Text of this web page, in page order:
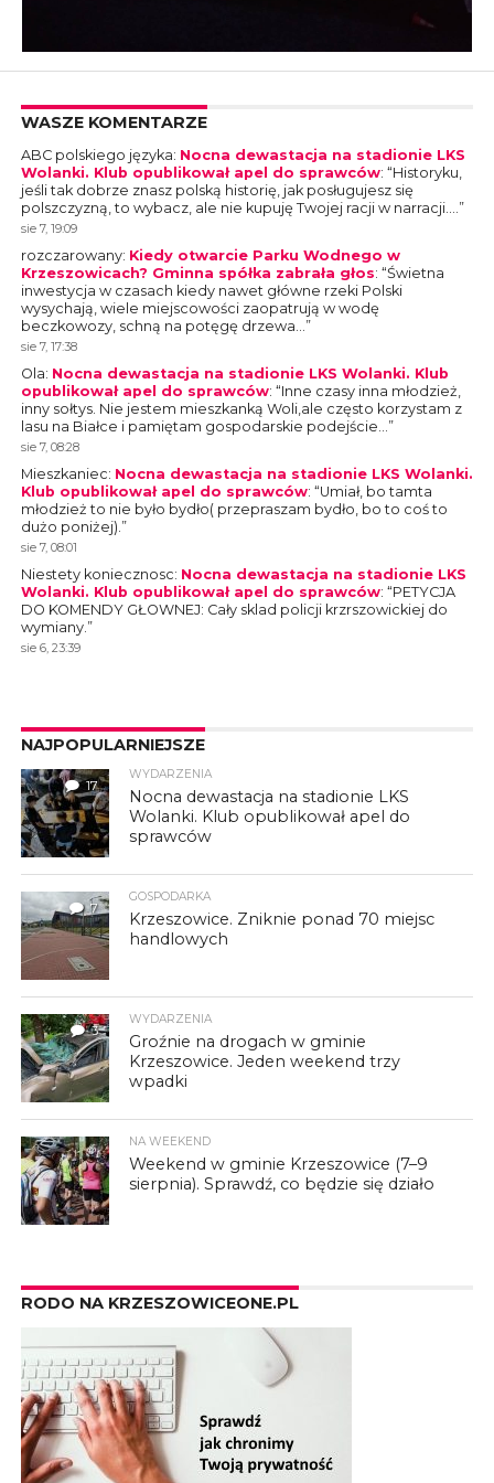
WASZE KOMENTARZE
ABC polskiego języka: Nocna dewastacja na stadionie LKS
Wolanki. Klub opublikował apel do sprawców: “Historyku,
jeśli tak dobrze znasz polską historię, jak posługujesz się
polszczyzną, to wybacz, ale nie kupuję Twojej racji w narracji.… ”
sie 7, 19:09
rozczarowany: Kiedy otwarcie Parku Wodnego w
Krzeszowicach? Gminna spółka zabrała głos: “Świetna
inwestycja w czasach kiedy nawet główne rzeki Polski
wysychają, wiele miejscowości zaopatrują w wodę
beczkowozy, schną na potęgę drzewa… ”
sie 7, 17:38
Ola: Nocna dewastacja na stadionie LKS Wolanki. Klub
opublikował apel do sprawców: “Inne czasy inna młodzież,
inny sołtys. Nie jestem mieszkanką Woli,ale często korzystam z
lasu na Białce i pamiętam gospodarskie podejście… ”
sie 7, 08:28
Mieszkaniec: Nocna dewastacja na stadionie LKS Wolanki.
Klub opublikował apel do sprawców: “Umiał, bo tamta
młodzież to nie było bydło( przepraszam bydło, bo to coś to
dużo poniżej). ”
sie 7, 08:01
Niestety koniecznosc: Nocna dewastacja na stadionie LKS
Wolanki. Klub opublikował apel do sprawców: “PETYCJA
DO KOMENDY GŁOWNEJ: Cały sklad policji krzrszowickiej do
wymiany. ”
sie 6, 23:39
NAJPOPULARNIEJSZE
17
WYDARZENIA
Nocna dewastacja na stadionie LKS
Wolanki. Klub opublikował apel do
sprawców
7
GOSPODARKA
Krzeszowice. Zniknie ponad 70 miejsc
handlowych
3
WYDARZENIA
Groźnie na drogach w gminie
Krzeszowice. Jeden weekend trzy
wpadki
NA WEEKEND
Weekend w gminie Krzeszowice (7–9
sierpnia). Sprawdź, co będzie się działo
RODO NA KRZESZOWICEONE.PL